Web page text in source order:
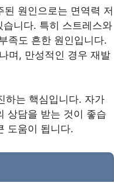
원인으로는 면역력 저
니다. 특히 스트레스와
족도 흔한 원인입니다.
며, 만성적인 경우 재발
하는 핵심입니다. 자가
상담을 받는 것이 좋습
도움이 됩니다.